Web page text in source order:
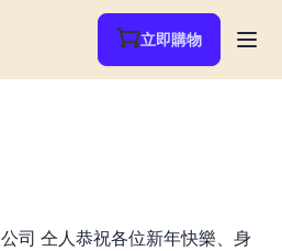
立即購物
司 仝人恭祝各位新年快樂、身